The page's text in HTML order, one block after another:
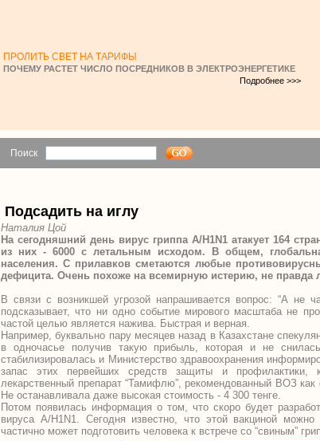
ПРОЛИТЬ СВЕТ НА ТАРИФЫ
ПОЧЕМУ РАСТЕТ ЧИСЛО ПОСРЕДНИКОВ В ЭЛЕКТРОЭНЕРГЕТИКЕ
Подробнее >>>
Поиск
Подсадить на иглу
Наталия Цой
На сегодняшний день вирус гриппа А/H1N1 атакует 164
из них - 6000 с летальным исходом. В общем,
населения. С прилавков сметаются любые
дефицита. Очень похоже на всемирную истерию, не правда
В связи с возникшей угрозой напрашивается вопрос: “А не
подсказывает, что ни одно событие мирового масштаба не
частой целью является нажива. Быстрая и верная.
Например, буквально пару месяцев назад в Казахстане
в одночасье получив такую прибыль, которая и не
стабилизировалась и Министерство здравоохранения
запас этих первейших средств защиты и
лекарственный препарат “Тамифлю”, рекомендованный ВОЗ
Не останавливала даже высокая стоимость - 4 300 тенге.
Потом появилась информация о том, что скоро будет
вируса A/H1N1. Сегодня известно, что этой вакциной
частично может подготовить человека к встрече со “свиным”